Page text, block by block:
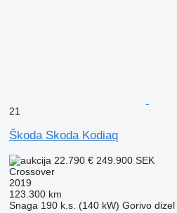
21
Škoda Skoda Kodiaq
22.790 € 249.900 SEK
Crossover
2019
123.300 km
Snaga 190 k.s. (140 kW) Gorivo dizel